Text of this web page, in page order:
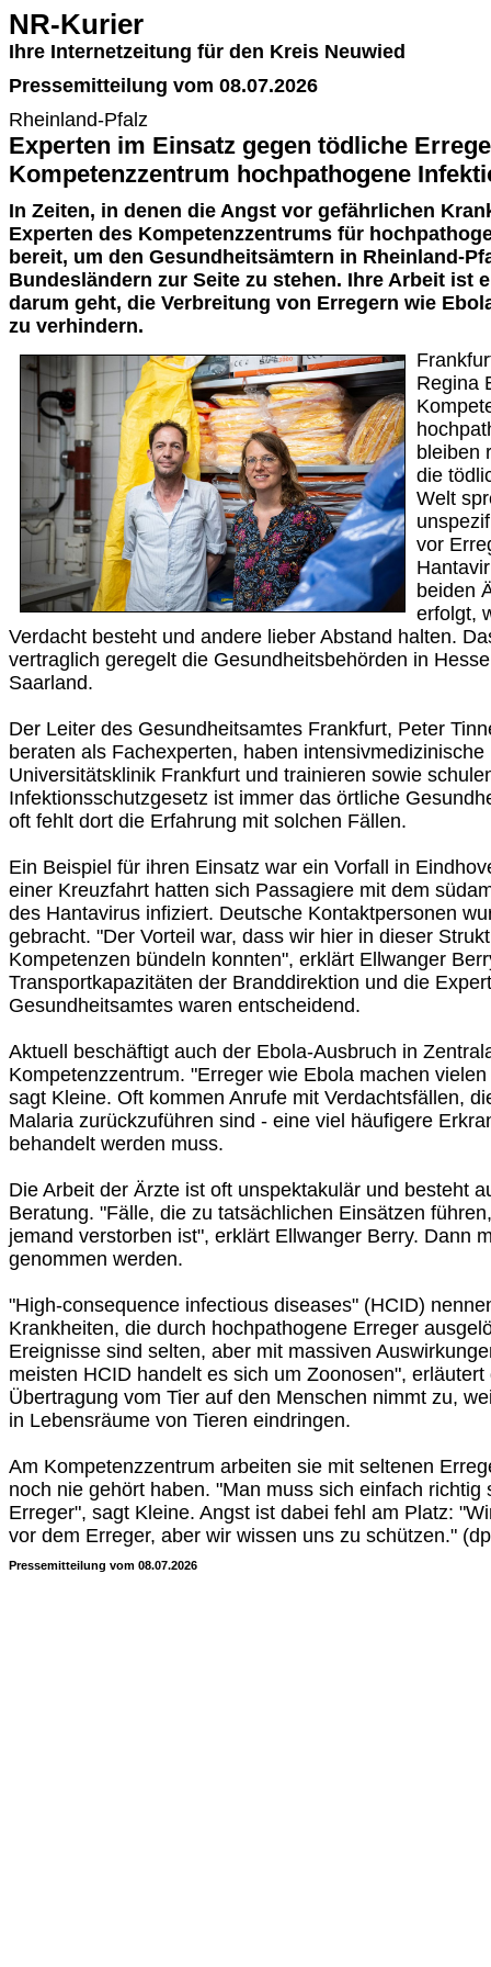
NR-Kurier
Ihre Internetzeitung für den Kreis Neuwied
Pressemitteilung vom 08.07.2026
Rheinland-Pfalz
Experten im Einsatz gegen tödliche
Kompetenzzentrum hochpathogene
In Zeiten, in denen die Angst vor gefährlichen
Experten des Kompetenzzentrums für
bereit, um den Gesundheitsämtern in Rheinland-
Bundesländern zur Seite zu stehen. Ihre Arbeit ist
darum geht, die Verbreitung von Erregern wie
zu verhindern.
Regina
bleiben
die
Welt
vor
beiden
erfolgt,
Verdacht besteht und andere lieber Abstand halten.
vertraglich geregelt die Gesundheitsbehörden in
Saarland.
Der Leiter des Gesundheitsamtes Frankfurt, Peter
beraten als Fachexperten, haben
Universitätsklinik Frankfurt und trainieren sowie
Infektionsschutzgesetz ist immer das örtliche
oft fehlt dort die Erfahrung mit solchen Fällen.
Ein Beispiel für ihren Einsatz war ein Vorfall in
einer Kreuzfahrt hatten sich Passagiere mit dem
des Hantavirus infiziert. Deutsche Kontaktpersonen
gebracht. "Der Vorteil war, dass wir hier in dieser
Kompetenzen bündeln konnten", erklärt Ellwanger
Transportkapazitäten der Branddirektion und die
Gesundheitsamtes waren entscheidend.
Aktuell beschäftigt auch der Ebola-Ausbruch in
Kompetenzzentrum. "Erreger wie Ebola machen
sagt Kleine. Oft kommen Anrufe mit Verdachtsfällen,
Malaria zurückzuführen sind - eine viel häufigere
behandelt werden muss.
Die Arbeit der Ärzte ist oft unspektakulär und besteht
Beratung. "Fälle, die zu tatsächlichen Einsätzen
jemand verstorben ist", erklärt Ellwanger Berry. Dann
genommen werden.
"High-consequence infectious diseases" (HCID)
Krankheiten, die durch hochpathogene Erreger
Ereignisse sind selten, aber mit massiven
meisten HCID handelt es sich um Zoonosen",
Übertragung vom Tier auf den Menschen nimmt zu,
in Lebensräume von Tieren eindringen.
Am Kompetenzzentrum arbeiten sie mit seltenen
noch nie gehört haben. "Man muss sich einfach richtig
Erreger", sagt Kleine. Angst ist dabei fehl am Platz:
vor dem Erreger, aber wir wissen uns zu schützen."
Pressemitteilung vom 08.07.2026